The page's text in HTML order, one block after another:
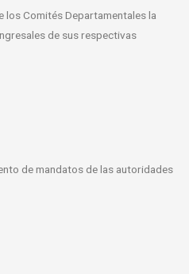
los Comités Departamentales la
de sus respectivas
de mandatos de las autoridades